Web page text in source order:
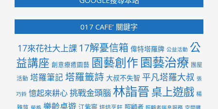
017 CAFE’ 關鍵字
17來花社大上課 17解憂信箱 偉特塔羅牌 公益活動 公
益講座 創意療癒園藝 園藝創作 園藝治療 團屋
活動 塔羅筆記 塔羅籤詩 大叔不失智 平凡塔羅大叔 張
巧鈴 憶起來耕心挑戰金頭腦 林詣晉桌上遊戲 楊
雅筑
樂齡桌遊 江紫寧 烘焙烹飪 照顧者